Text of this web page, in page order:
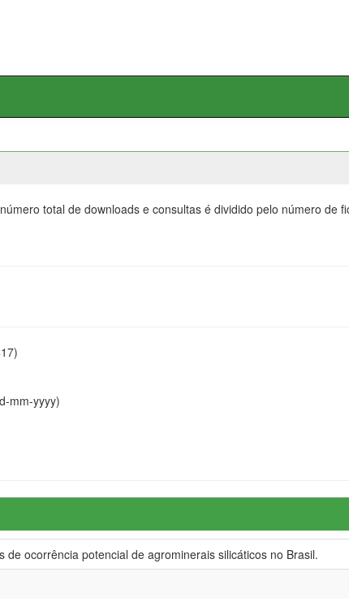
total de downloads e consultas é dividido pelo número de
mm-yyyy)
de ocorrência potencial de agrominerais silicáticos no Brasil.